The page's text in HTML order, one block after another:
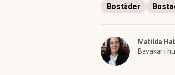
Bostäder
Matilda
Bevakar i